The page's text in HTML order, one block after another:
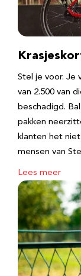
Stel je voor. Je
van 2.500 van
beschadigd.
pakken
klanten het
mensen van
Lees meer